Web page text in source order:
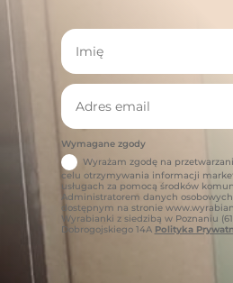
Wymagane zgody
Wyrażam zgodę na
celu otrzymywania informacji
usługach za pomocą środków
Administratorem danych
dostępnym na stronie
Wyrabianki z siedzibą w Poznaniu
Dobrogojskiego 14A Polityka